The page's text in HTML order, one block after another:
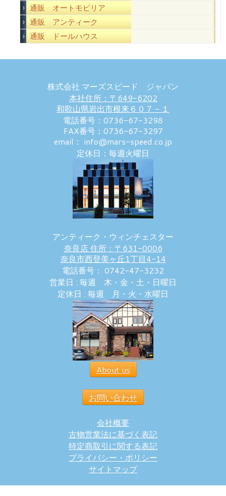
通販 オートモビリア
通販 アンティーク
通販 ドールハウス
株式会社 マーズスピード ジャパン
本社住所：〒649-6202
和歌山県岩出市根来６０７－１
電話番号：0736-67-3298
FAX番号：0736-67-3297
email： info@mars-speed.co.jp
定休日：毎週火曜日
アンティーク・ウィンチェスター
奈良店 住所：〒631-0006
奈良市西登美ヶ丘1丁目4-14
電話番号： 0742-47-3232
営業日 : 毎週 木・金・土・日曜日
定休日 : 毎週 月・火・水曜日
About us
お問い合わせ
会社概要
古物営業法に基づく表記
特定商取引に関する表記
プライバシー・ポリシー
サイトマップ